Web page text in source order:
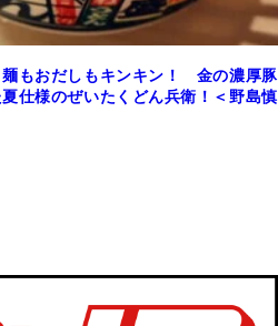
麺もおだしもキンキン！ 金の濃厚豚
仕様のぜいたくどん兵衛！＜野島慎